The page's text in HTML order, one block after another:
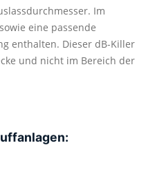
Im
eine passende
enthalten. Dieser dB-Killer
und nicht im Bereich der